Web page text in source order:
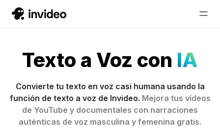
Texto a Voz con IA
Convierte tu texto en voz casi humana usando la
función de texto a voz de Invideo. Mejora tus vídeos
de YouTube y documentales con narraciones
auténticas de voz masculina y femenina gratis.